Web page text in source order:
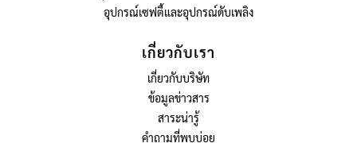
อุปกรณ์เซฟตี้และอุปกรณ์ดับเพลิง
เกี่ยวกับเรา
เกี่ยวกับบริษัท
ข้อมูลข่าวสาร
สาระน่ารู้
คำถามที่พบบ่อย